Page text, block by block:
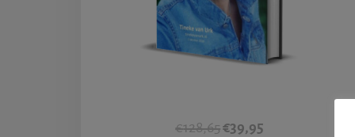
€128,65Oorspronkelijke
€39,95